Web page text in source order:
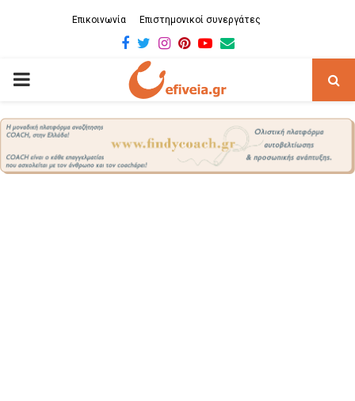
Επικοινωνία Επιστημονικοί συνεργάτες
Facebook
TwitterInstagram
Pinterest
Youtube
Email
PRIMARY
MENU